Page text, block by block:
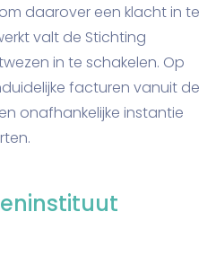
daarover een klacht in te
valt de Stichting
in te schakelen. Op
facturen vanuit de
onafhankelijke instantie